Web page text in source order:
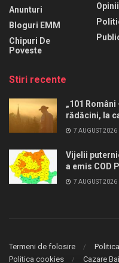
Anunturi
Bloguri EMM
Chipuri De
Poveste
Opinii
Stiri recente
„101
rădăcini, la
7 AUGUST 2026
Vijelii
a emis COD
7 AUGUST 2026
Termeni de folosire
Politica cookies
Cazare